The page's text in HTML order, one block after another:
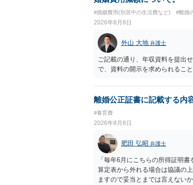
#婚姻費用(別居中の生活費など) #離婚
2026年8月8日
外山 大地 弁護士
ご記載の通り、年収資料を提出
で、資料の開示を求められること
離婚公正証書に記載する内
#養育費
2026年8月8日
肥田 弘昭 弁護士
「毎年6月にこちらの所得証明
算定表から外れる場合は協議の
ますので妥当とまでは言えない